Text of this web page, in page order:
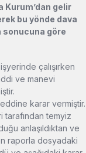
Kurum’dan gelir
bu yönde dava
sonucuna göre
çalışırken
ve manevi
karar vermiştir.
tarafından temyiz
anlaşıldıktan ve
raporla dosyadaki